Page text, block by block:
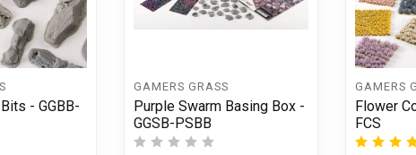
- GGBB-
GAMERS GRASS
Purple Swarm Basing Box -
GGSB-PSBB
GAMERS
Flower
FCS